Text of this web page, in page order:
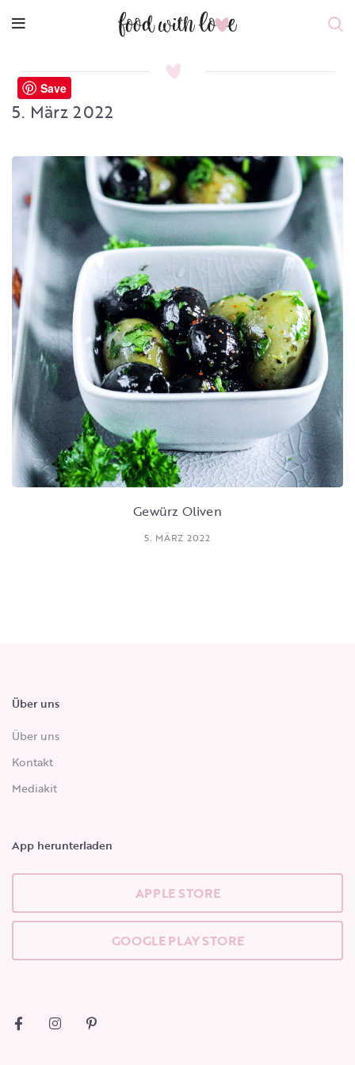
5. März 2022
Gewürz Oliven
5. MÄRZ 2022
Über uns
Über uns
Kontakt
Mediakit
App herunterladen
APPLE STORE
GOOGLE PLAY STORE
Save